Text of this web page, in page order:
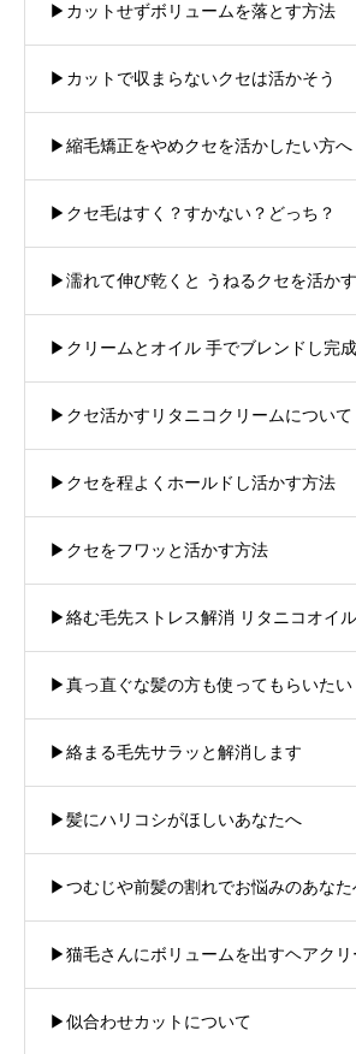
▶︎カットせずボリュームを落とす方法
▶︎カットで収まらないクセは活かそう
▶︎縮毛矯正をやめクセを活かしたい方へ
▶︎クセ毛はすく？すかない？どっち？
▶︎濡れて伸び乾くと うねるクセを活かす
▶︎クリームとオイル 手でブレンドし完成
▶︎クセ活かすリタニコクリームについて
▶︎クセを程よくホールドし活かす方法
▶︎クセをフワッと活かす方法
▶︎絡む毛先ストレス解消 リタニコオイル
▶︎真っ直ぐな髪の方も使ってもらいたい
▶︎絡まる毛先サラッと解消します
▶︎髪にハリコシがほしいあなたへ
▶︎つむじや前髪の割れでお悩みのあなた
▶︎猫毛さんにボリュームを出すヘアクリ
▶︎似合わせカットについて